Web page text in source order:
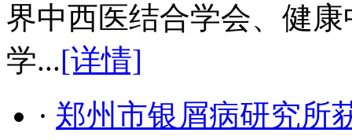
界中西医结合学会、健
学...[详情]
· 郑州市银屑病研究所